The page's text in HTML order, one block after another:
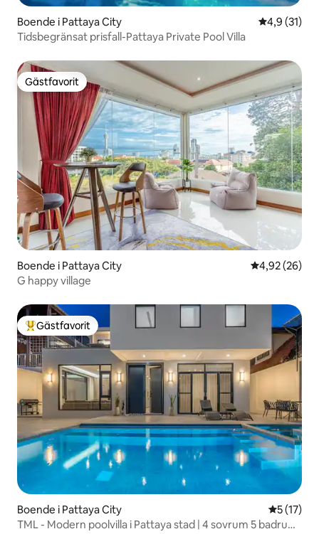
Boende i Pattaya City 4,9 av 5 i
4,9 (31)
Tidsbegränsat prisfall-Pattaya Private Pool Villa
Gästfavorit
Gästfavorit
Boende i Pattaya City 4,92 av 5 i
4,92 (26)
G happy village
Populär gästfavorit
Gästfavorit
Boende i Pattaya City 5 av 5 i
5 (17)
TML - Modern poolvilla i Pattaya stad | 4 sovrum 5 badrum